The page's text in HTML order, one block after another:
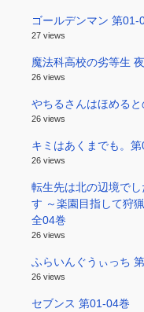
ゴールデンマン 第01-
27 views
魔法科高校の劣等生
26 views
やちるさんはほめる
26 views
キミはあくまでも。第
26 views
転生先は北の辺境で
す ～楽園目指して狩
全04巻
26 views
ふらいんぐうぃっち
26 views
セブンス 第01-04巻